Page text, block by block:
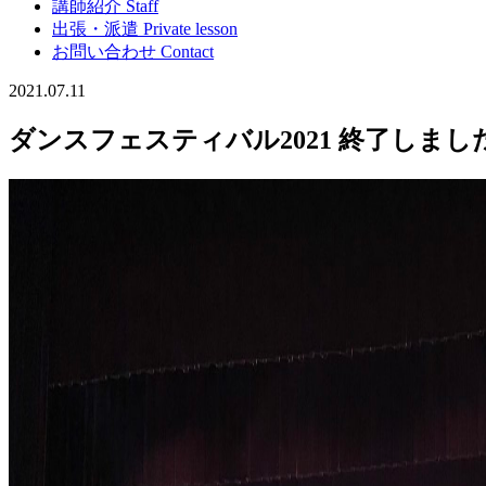
講師紹介 Staff
出張・派遣 Private lesson
お問い合わせ Contact
2021.07.11
ダンスフェスティバル2021 終了しまし